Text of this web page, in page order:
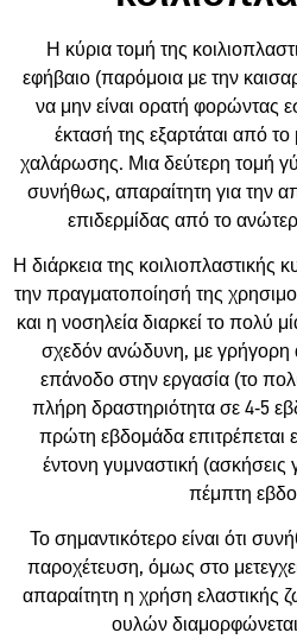
Η κύρια τομή της
εφήβαιο (παρόμοια με την
να μην είναι ορατή φορώντας
έκτασή της εξαρτάται από το
χαλάρωσης. Μια δεύτερη τομή
συνήθως, απαραίτητη για την
επιδερμίδας από το
Η διάρκεια της κοιλιοπλαστικής
την πραγματοποίησή της
και η νοσηλεία διαρκεί το πολύ
σχεδόν ανώδυνη, με
επάνοδο στην εργασία (το
πλήρη δραστηριότητα σε 4-5
πρώτη εβδομάδα
έντονη γυμναστική (ασκήσεις
πέμπτη
Το σημαντικότερο είναι ότι
παροχέτευση, όμως στο
απαραίτητη η χρήση ελαστικής
ουλών